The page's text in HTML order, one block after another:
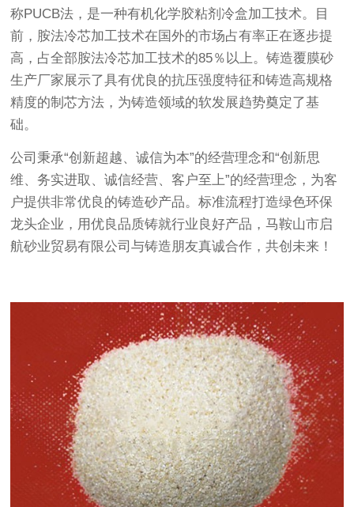
称PUCB法，是一种有机化学胶粘剂冷盒加工技术。目
前，胺法冷芯加工技术在国外的市场占有率正在逐步提
高，占全部胺法冷芯加工技术的85％以上。铸造覆膜砂
生产厂家展示了具有优良的抗压强度特征和铸造高规格
精度的制芯方法，为铸造领域的软发展趋势奠定了基
础。
公司秉承“创新超越、诚信为本”的经营理念和“创新思
维、务实进取、诚信经营、客户至上”的经营理念，为客
户提供非常优良的铸造砂产品。标准流程打造绿色环保
龙头企业，用优良品质铸就行业良好产品，马鞍山市启
航砂业贸易有限公司与铸造朋友真诚合作，共创未来！